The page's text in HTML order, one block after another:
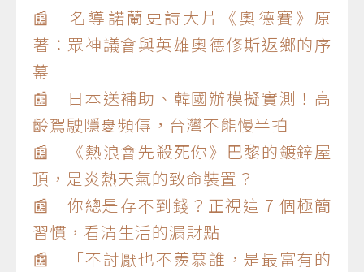
📰 名導諾蘭史詩大片《奧德賽》原
著：眾神議會與英雄奧德修斯返鄉的序
幕
📰 日本送補助、韓國辦模擬實測！高
齡駕駛隱憂頻傳，台灣不能慢半拍
📰 《熱浪會先殺死你》巴黎的鍍鋅屋
頂，是炎熱天氣的致命裝置？
📰 你總是存不到錢？正視這 7 個極簡
習慣，看清生活的漏財點
📰 「不討厭也不羨慕誰，是最富有的